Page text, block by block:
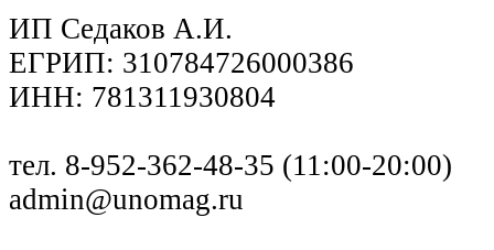
ИП Седаков А.И.
ЕГРИП: 310784726000386
ИНН: 781311930804
тел. 8-952-362-48-35 (11:00-20:00)
admin@unomag.ru